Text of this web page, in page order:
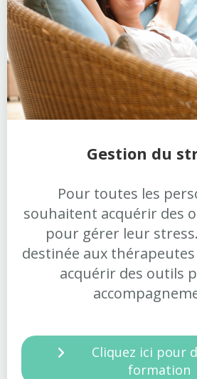
Gestion du
Pour toutes les
souhaitent acquérir des
pour gérer leur
destinée aux
acquérir des outils
Cliquez ici pour
formation